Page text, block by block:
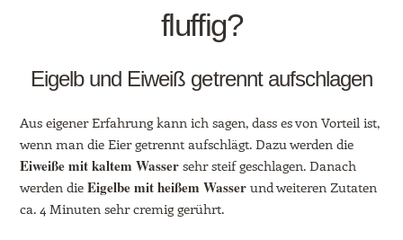
fluffig?
Eigelb und Eiweiß getrennt aufschlagen
Aus eigener Erfahrung kann ich sagen, dass es von Vorteil ist,
wenn man die Eier getrennt aufschlägt. Dazu werden die
Eiweiße mit kaltem Wassersehr steif geschlagen. Danach
werden die Eigelbe mit heißem Wasserund weiteren Zutaten
ca. 4 Minuten sehr cremig gerührt.